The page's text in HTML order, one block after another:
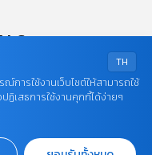
TH
การใช้งานเว็บไซต์ให้สามารถใช้
เสธการใช้งานคุกกี้ได้ง่ายๆ